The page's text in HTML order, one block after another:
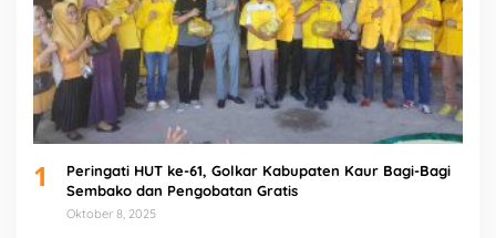
1
Peringati HUT ke-61, Golkar Kabupaten Kaur Bagi-Bagi
Sembako dan Pengobatan Gratis
Oktober 8, 2025